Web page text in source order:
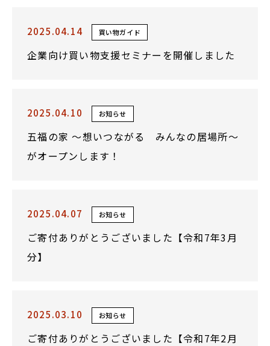
2025.04.14 買い物ガイド
企業向け買い物支援セミナーを開催しました
2025.04.10 お知らせ
五福の家 ～想いつながる みんなの居場所～
がオープンします！
2025.04.07 お知らせ
ご寄付ありがとうございました【令和7年3月
分】
2025.03.10 お知らせ
ご寄付ありがとうございました【令和7年2月